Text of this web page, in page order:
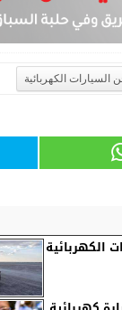
السيارات الكهربائية
الكهربائية